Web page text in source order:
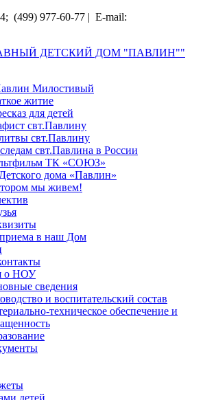
(499) 977-60-77 | E-mail:
ДЕТСКИЙ ДОМ "ПАВЛИН""
Милостивый
житие
для детей
свт.Павлину
свт.Павлину
свт.Павлина в России
ТК «СОЮЗ»
дома «Павлин»
мы живем!
в наш Дом
о НОУ
сведения
и воспитательский состав
техническое обеспечение и
детей